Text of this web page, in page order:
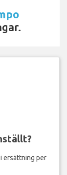
ersättning per